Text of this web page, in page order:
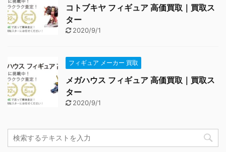
コトブキヤ フィギュア 高価買取｜買取ス
ター
2020/9/1
フィギュア メーカー 買取
メガハウス フィギュア 高価買取｜買取ス
ター
2020/9/1